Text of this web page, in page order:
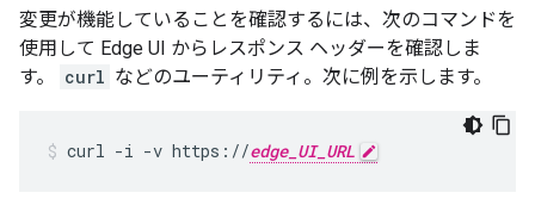
変更が機能していることを確認するには、次のコマンドを
使用して Edge UI からレスポンス ヘッダーを確認しま
す。
curl などのユーティリティ。次に例を示します。
curl -i -v https://edge_UI_URL